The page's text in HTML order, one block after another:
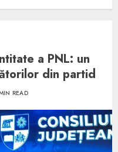
a PNL: un
din partid
READ